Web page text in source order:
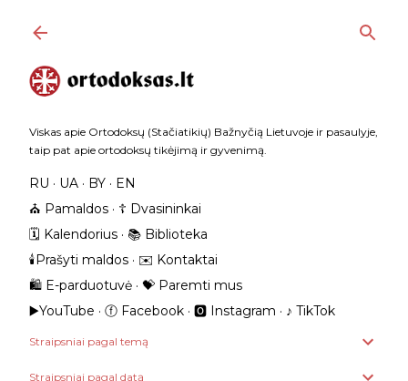
Praleisti ir pereiti prie pagrindinio turinio
Viskas apie Ortodoksų (Stačiatikių) Bažnyčią Lietuvoje ir pasaulyje,
taip pat apie ortodoksų tikėjimą ir gyvenimą.
RU UA BY
EN
⛪️ Pamaldos
☦️ Dvasininkai
🗓️ Kalendorius
📚 Biblioteka
🕯️Prašyti maldos
✉️ Kontaktai
🛍️ E-parduotuvė
💝 Paremti mus
▶️YouTube
ⓕ Facebook 🅾 Instagram ‎♪ TikTok
Straipsniai pagal temą
Straipsniai pagal datą